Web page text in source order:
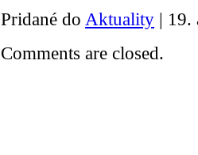
Pridané do Aktuality | 19.
Comments are closed.